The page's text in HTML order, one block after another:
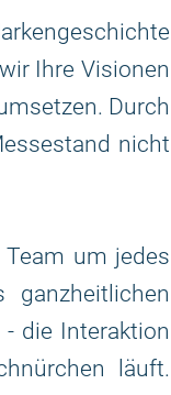
Ihre Visionen
Durch
nicht
um jedes
die Interaktion
läuft.